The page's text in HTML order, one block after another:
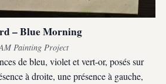
– Blue Morning
Painting Project
de bleu, violet et vert-or, posés sur
à droite, une présence à gauche,